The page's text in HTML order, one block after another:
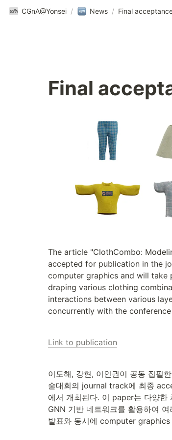
CGnA@Yonsei / News /
Final
The article "ClothCombo:
accepted for publication in the
computer graphics and will take
draping various clothing
interactions between various
concurrently with the
Link to publication
이도해, 강현, 이인권이 공동 집
술대회의 journal track에 최종
에서 개최된다. 이 paper는 다양한
GNN 기반 네트워크를 활용하여
발표와 동시에 computer